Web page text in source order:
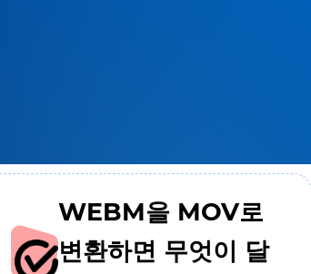
WEBM을 MOV로
변환하면 무엇이 달